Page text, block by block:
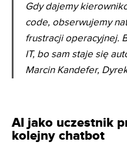
Gdy dajemy
code, obserwujemy
frustracji operacyjnej.
IT, bo sam staje się
Marcin Kandefer,
AI jako uczestnik
kolejny chatbot